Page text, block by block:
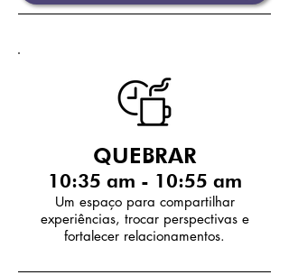
QUEBRAR
10:35 am - 10:55 am
Um espaço para compartilhar
experiências, trocar perspectivas e
fortalecer relacionamentos.